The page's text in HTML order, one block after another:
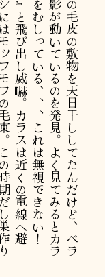
先
日
、
羊
の
毛
皮
の
敷
物
を
天
日
干
し
し
て
た
ん
だ
け
ど
、
ベ
ラ
ン
ダ
に
黒
い
影
が
動
い
て
い
る
の
を
発
見
。
よ
く
見
て
み
る
と
カ
ラ
ス
が
羊
の
毛
を
む
し
っ
て
い
る
、
、
、
こ
れ
は
無
視
で
き
な
い
！
『
オ
ラ
ー
ッ
』
と
飛
び
出
し
威
嚇
。
カ
ラ
ス
は
近
く
の
電
線
へ
避
難
。
ク
チ
バ
シ
に
は
モ
ッ
フ
モ
フ
の
毛
束
。
こ
の
時
期
だ
し
巣
作
り
に
で
も
使
お
う
と
思
っ
た
の
か
な